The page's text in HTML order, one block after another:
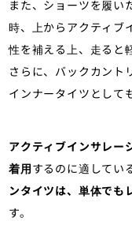
また、ショーツを履い
時、上からアクティブ
性を補える上、走ると
さらに、バックカント
インナータイツとして
アクティブインサレー
着用するのに適してい
ンタイツは、単体でも
す。